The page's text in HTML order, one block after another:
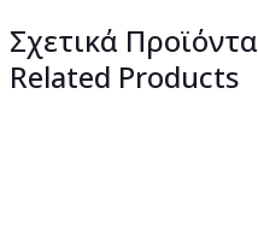
Σχετικά Προϊόντα
Related Products